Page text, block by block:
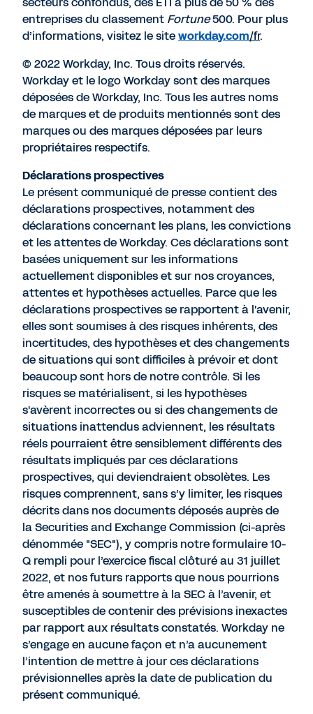
entreprises du classement Fortune500. Pour plus
d’informations, visitez le siteworkday.com/fr.
© 2022 Workday, Inc. Tous droits réservés.
Workday et le logo Workday sont des marques
déposées de Workday, Inc. Tous les autres noms
de marques et de produits mentionnés sont des
marques ou des marques déposées par leurs
propriétaires respectifs.
Déclarations prospectives
Le présent communiqué de presse contient des
déclarations prospectives, notamment des
déclarations concernant les plans, les convictions
et les attentes de Workday. Ces déclarations sont
basées uniquement sur les informations
actuellement disponibles et sur nos croyances,
attentes et hypothèses actuelles. Parce que les
déclarations prospectives se rapportent à l'avenir,
elles sont soumises à des risques inhérents, des
incertitudes, des hypothèses et des changements
de situations qui sont difficiles à prévoir et dont
beaucoup sont hors de notre contrôle. Si les
risques se matérialisent, si les hypothèses
s'avèrent incorrectes ou si des changements de
situations inattendus adviennent, les résultats
réels pourraient être sensiblement différents des
résultats impliqués par ces déclarations
prospectives, qui deviendraient obsolètes. Les
risques comprennent, sans s’y limiter, les risques
décrits dans nos documents déposés auprès de
la Securities and Exchange Commission (ci-après
dénommée "SEC"), y compris notre formulaire 10-
Q rempli pour l’exercice fiscal clôturé au 31 juillet
2022, et nos futurs rapports que nous pourrions
être amenés à soumettre à la SEC à l’avenir, et
susceptibles de contenir des prévisions inexactes
par rapport aux résultats constatés. Workday ne
s’engage en aucune façon et n’a aucunement
l’intention de mettre à jour ces déclarations
prévisionnelles après la date de publication du
présent communiqué.